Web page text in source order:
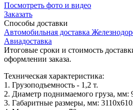
Посмотреть фото и видео
Заказать
Способы доставки
Автомобильная доставка
Авиадоставка
Итоговые сроки и стоимость
оформлении заказа.
Техническая характеристика:
1. Грузоподъемность - 1,2 т.
2. Диаметр поднимаемого груза, мм:
3. Габаритные размеры, мм: